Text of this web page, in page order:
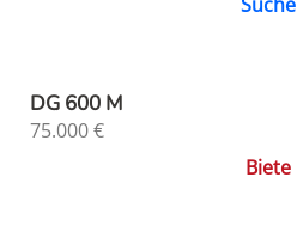
DG 600 M
75.000€
Biete